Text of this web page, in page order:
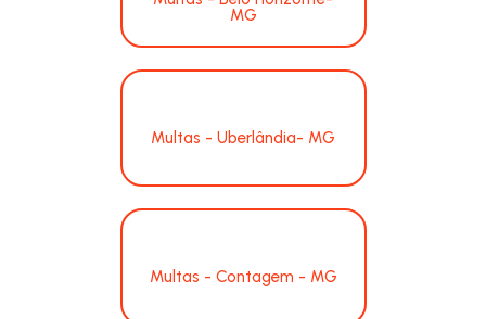
MG
Multas - Uberlândia- MG
Multas - Contagem - MG